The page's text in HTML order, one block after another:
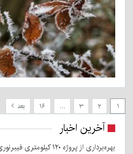
۱ ۲ ۳ … ۱۶ بعد
آخرین اخبار
بهره‌برداری از پروژه ۱۲۰ کیلومتری فیبرنوری روستایی در قلعه‌گنج